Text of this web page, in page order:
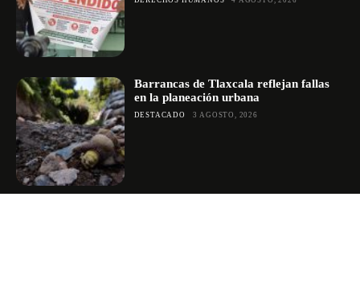
Barrancas de Tlaxcala reflejan fallas
en la planeación urbana
DESTACADO 3 AGOSTO, 2026